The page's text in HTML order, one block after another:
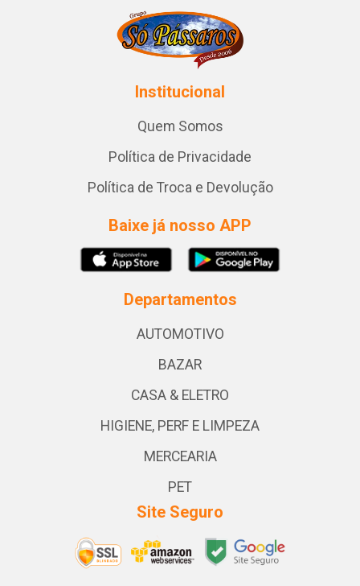
Institucional
Quem Somos
Política de Privacidade
Política de Troca e Devolução
Baixe já nosso APP
Departamentos
AUTOMOTIVO
BAZAR
CASA & ELETRO
HIGIENE, PERF E LIMPEZA
MERCEARIA
PET
Site Seguro